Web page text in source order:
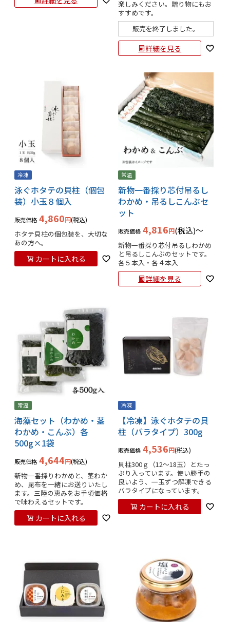
楽しみください。贈り物にもお
すすめです。
販売を終了しました。
詳細を見る
冷凍
泳ぐホタテの貝柱（個包
装）小玉８個入
販売価格 4,860 税込
ホタテ貝柱の個包装を、大切な
あの方へ。
カートに入れる
常温
新物一番採り芯付吊るし
わかめ・吊るしこんぶセ
ット
販売価格 4,816 税込 〜
新物一番採り芯付吊るしわかめ
と吊るしこんぶのセットです。
各５本入・各４本入
詳細を見る
常温
海藻セット（わかめ・茎
わかめ・こんぶ）各
500g×1袋
販売価格 4,644 税込
新物一番採りわかめと、茎わか
め、昆布を一緒にお送りいたし
ます。三陸の恵みをお手頃価格
で味わえるセットです。
カートに入れる
冷凍
【冷凍】泳ぐホタテの貝
柱（バラタイプ）300g
販売価格 4,536 税込
貝柱300ｇ（12～18玉）とたっ
ぷり入っています。使い勝手の
良いよう、一玉ずつ解凍できる
バラタイプになっています。
カートに入れる